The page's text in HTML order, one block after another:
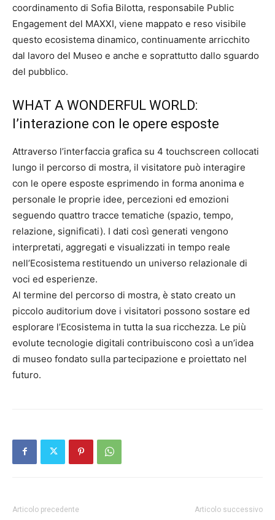
coordinamento di Sofia Bilotta, responsabile Public
Engagement del MAXXI, viene mappato e reso visibile
questo ecosistema dinamico, continuamente arricchito
dal lavoro del Museo e anche e soprattutto dallo sguardo
del pubblico.
WHAT A WONDERFUL WORLD:
l’interazione con le opere esposte
Attraverso l’interfaccia grafica su 4 touchscreen collocati
lungo il percorso di mostra, il visitatore può interagire
con le opere esposte esprimendo in forma anonima e
personale le proprie idee, percezioni ed emozioni
seguendo quattro tracce tematiche (spazio, tempo,
relazione, significati). I dati così generati vengono
interpretati, aggregati e visualizzati in tempo reale
nell’Ecosistema restituendo un universo relazionale di
voci ed esperienze.
Al termine del percorso di mostra, è stato creato un
piccolo auditorium dove i visitatori possono sostare ed
esplorare l’Ecosistema in tutta la sua ricchezza. Le più
evolute tecnologie digitali contribuiscono così a un’idea
di museo fondato sulla partecipazione e proiettato nel
futuro.
Articolo precedente Articolo successivo